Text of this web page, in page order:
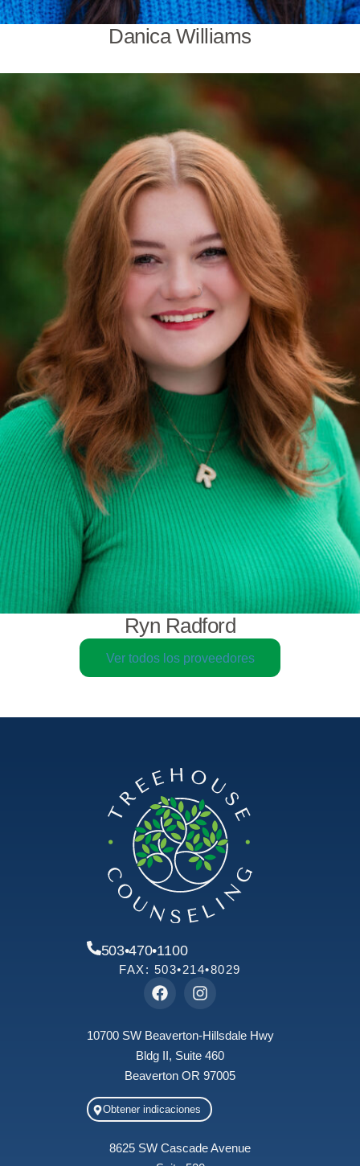
Danica Williams
Ryn Radford
Ver todos los proveedores
10700 SW Beaverton-Hillsdale Hwy
Bldg II, Suite 460
Beaverton OR 97005
Obtener indicaciones
8625 SW Cascade Avenue
503•470•1100
FAX: 503•214•8029